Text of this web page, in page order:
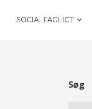
SOCIALFAGLIGT
Søg